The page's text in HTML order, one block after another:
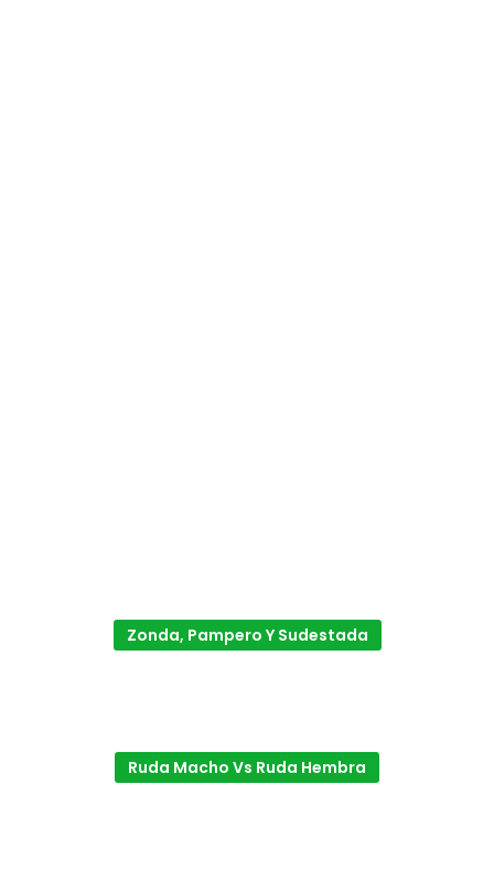
Zonda, Pampero Y Sudestada
Ruda Macho Vs Ruda Hembra